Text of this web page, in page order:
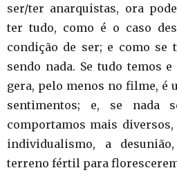
ser/ter anarquistas, ora
ter tudo, como é o caso
condição de ser; e como se
sendo nada. Se tudo temos
gera, pelo menos no filme, é
sentimentos; e, se nada
comportamos mais
individualismo, a
terreno fértil para